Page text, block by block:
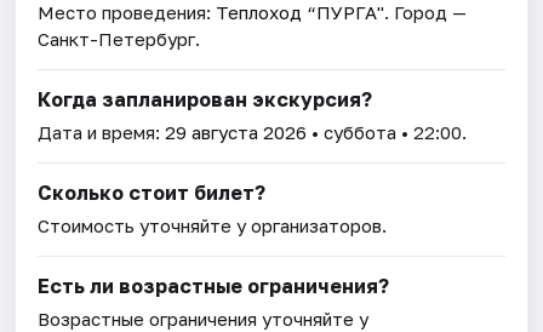
Место проведения: Теплоход “ПУРГА". Город —
Санкт-Петербург.
Когда запланирован экскурсия?
Дата и время:29 августа 2026 • суббота • 22:00.
Сколько стоит билет?
Стоимость уточняйте у организаторов.
Есть ли возрастные ограничения?
Возрастные ограничения уточняйте у